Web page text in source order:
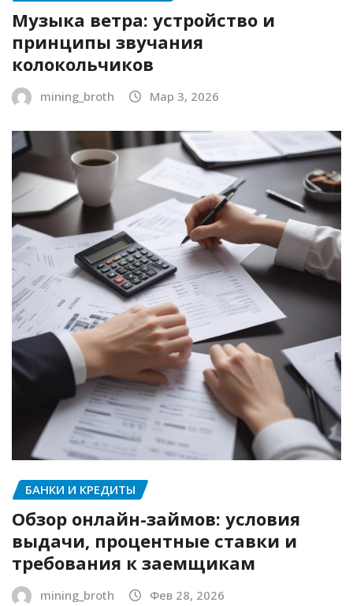
Музыка ветра: устройство и
принципы звучания
колокольчиков
mining_broth Мар 3, 2026
БАНКИ И КРЕДИТЫ
Обзор онлайн-займов: условия
выдачи, процентные ставки и
требования к заемщикам
mining_broth Фев 28, 2026